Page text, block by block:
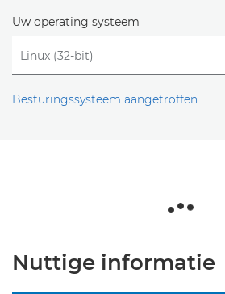
Uw operating systeem
Besturingssysteem aangetroffen
Nuttige informatie